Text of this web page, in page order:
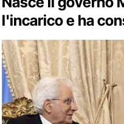
l'incarico e ha